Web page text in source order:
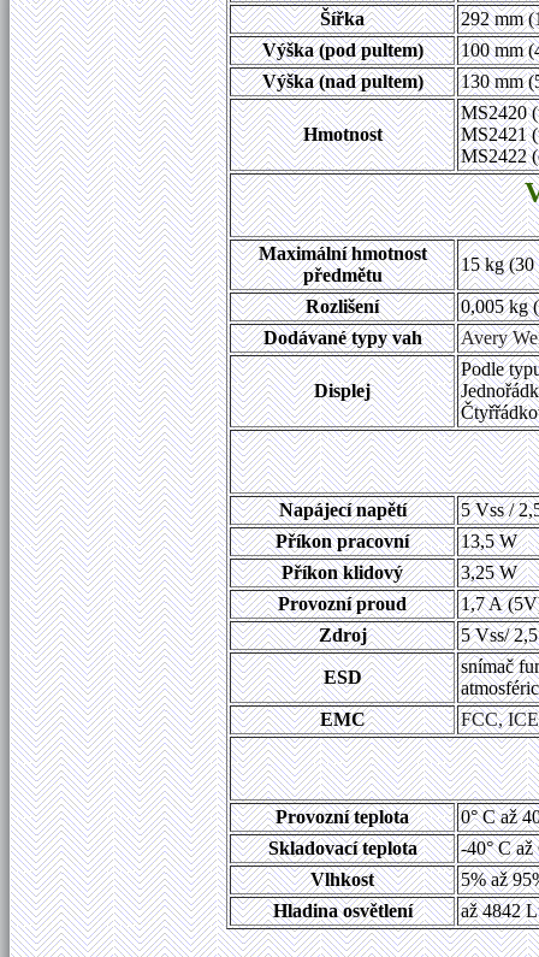
Šířka
292 mm
Výška (pod pultem)
100 mm
Výška (nad pultem)
130 mm
Hmotnost
MS2420
MS2421
MS2422
Maximální hmotnost
předmětu
15 kg (30
Rozlišení
0,005 kg
Dodávané typy vah
Avery
Displej
Podle
Napájecí napětí
5 Vss /
Příkon pracovní
13,5 W
Příkon klidový
3,25 W
Provozní proud
1,7 A
Zdroj
5 Vss/
ESD
snímač
EMC
FCC,
Provozní teplota
0° C až
Skladovací teplota
-40° C až
Vlhkost
5% až
Hladina osvětlení
až 4842